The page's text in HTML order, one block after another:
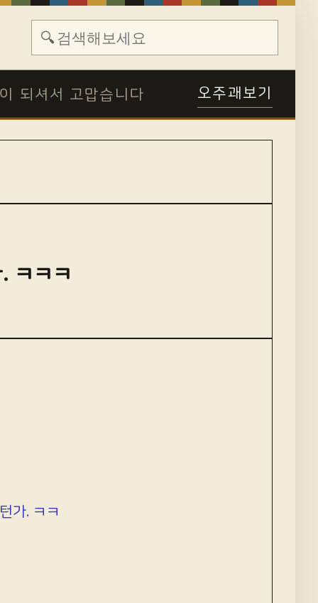
🔍
되셔서 고맙습니다 오주괘보기
ㅋㅋㅋ
가. ㅋㅋ